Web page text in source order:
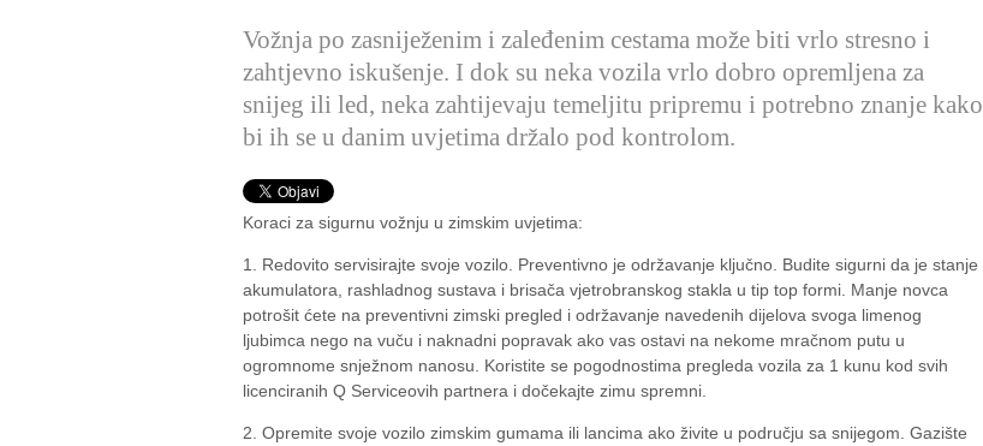
Vožnja po zasniježenim i zaleđenim cestama može biti vrlo stresno i
zahtjevno iskušenje. I dok su neka vozila vrlo dobro opremljena za
snijeg ili led, neka zahtijevaju temeljitu pripremu i potrebno znanje kako
bi ih se u danim uvjetima držalo pod kontrolom.
Koraci za sigurnu vožnju u zimskim uvjetima:
1. Redovito servisirajte svoje vozilo. Preventivno je održavanje ključno. Budite sigurni da je stanje
akumulatora, rashladnog sustava i brisača vjetrobranskog stakla u tip top formi. Manje novca
potrošit ćete na preventivni zimski pregled i održavanje navedenih dijelova svoga limenog
ljubimca nego na vuču i naknadni popravak ako vas ostavi na nekome mračnom putu u
ogromnome snježnom nanosu. Koristite se pogodnostima pregleda vozila za 1 kunu kod svih
licenciranih Q Serviceovih partnera i dočekajte zimu spremni.
2. Opremite svoje vozilo zimskim gumama ili lancima ako živite u području sa snijegom. Gazište